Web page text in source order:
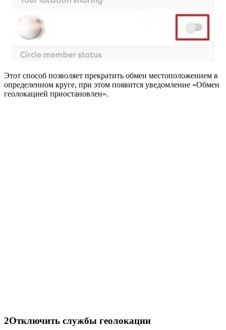
Этот способ позволяет прекратить обмен местоположением в
определенном круге, при этом появится уведомление «Обмен
геолокацией приостановлен».
2Отключить службы геолокации